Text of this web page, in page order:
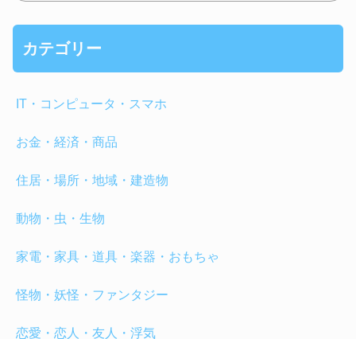
カテゴリー
IT・コンピュータ・スマホ
お金・経済・商品
住居・場所・地域・建造物
動物・虫・生物
家電・家具・道具・楽器・おもちゃ
怪物・妖怪・ファンタジー
恋愛・恋人・友人・浮気